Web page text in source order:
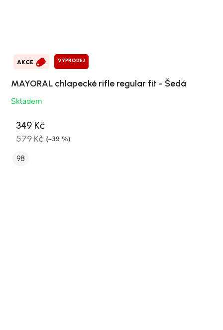
AKCE VÝPRODEJ
MAYORAL chlapecké rifle regular fit - Šedá
Skladem
349 Kč
579 Kč (–39 %)
98